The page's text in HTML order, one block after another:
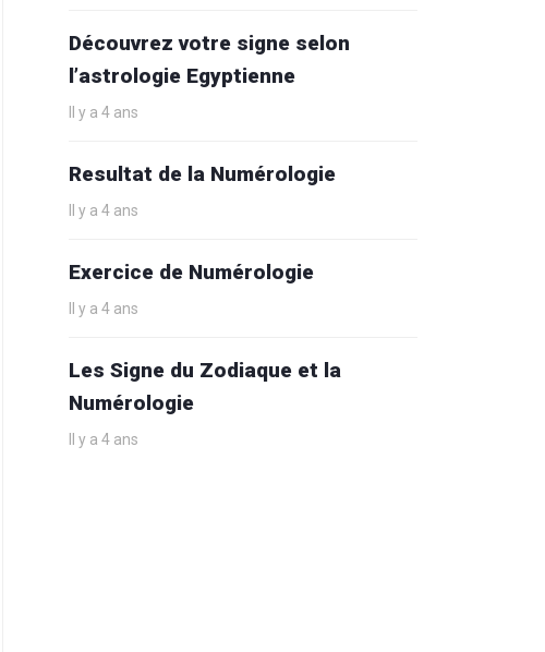
Découvrez votre signe selon
l’astrologie Egyptienne
Il y a 4 ans
Resultat de la Numérologie
Il y a 4 ans
Exercice de Numérologie
Il y a 4 ans
Les Signe du Zodiaque et la
Numérologie
Il y a 4 ans